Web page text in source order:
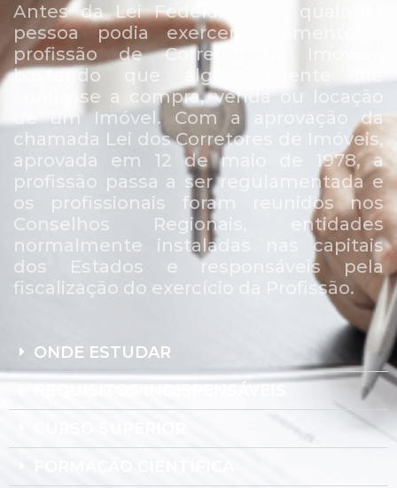
Antes da Lei Federal 6.530, qualquer
pessoa podia exercer livremente a
profissão de Corretor de Imóveis,
bastando que algum cliente lhe
confiasse a compra, venda ou locação
de um Imóvel. Com a aprovação da
chamada Lei dos Corretores de Imóveis,
aprovada em 12 de maio de 1978, a
profissão passa a ser regulamentada e
os profissionais foram reunidos nos
Conselhos Regionais, entidades
normalmente instaladas nas capitais
dos Estados e responsáveis pela
fiscalização do exercício da Profissão.
ONDE ESTUDAR
REQUISITOS INDISPENSÁVEIS